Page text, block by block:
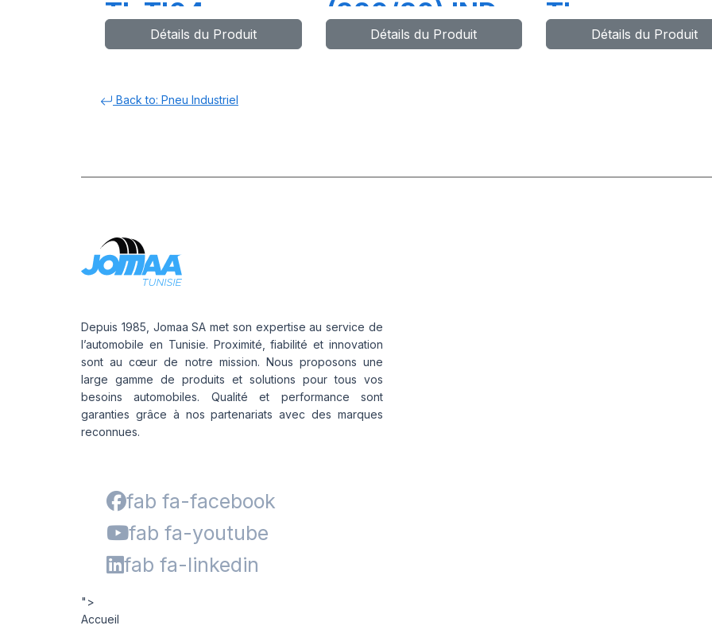
TL TI04
Détails du Produit
(320/80) IND
12PR TL TR-09
Détails du Produit
TL
Détails du Produit
Back to: Pneu Industriel
Depuis 1985, Jomaa SA met son expertise au service de
l’automobile en Tunisie. Proximité, fiabilité et innovation
sont au cœur de notre mission. Nous proposons une
large gamme de produits et solutions pour tous vos
besoins automobiles. Qualité et performance sont
garanties grâce à nos partenariats avec des marques
reconnues.
fab fa-facebook
fab fa-youtube
fab fa-linkedin
">
Accueil